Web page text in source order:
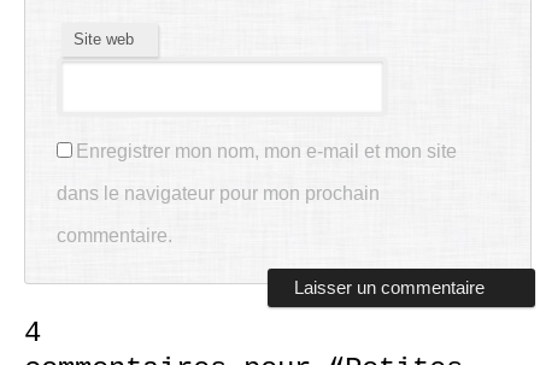
Site web
Enregistrer mon nom, mon e-mail et mon site
dans le navigateur pour mon prochain
commentaire.
4